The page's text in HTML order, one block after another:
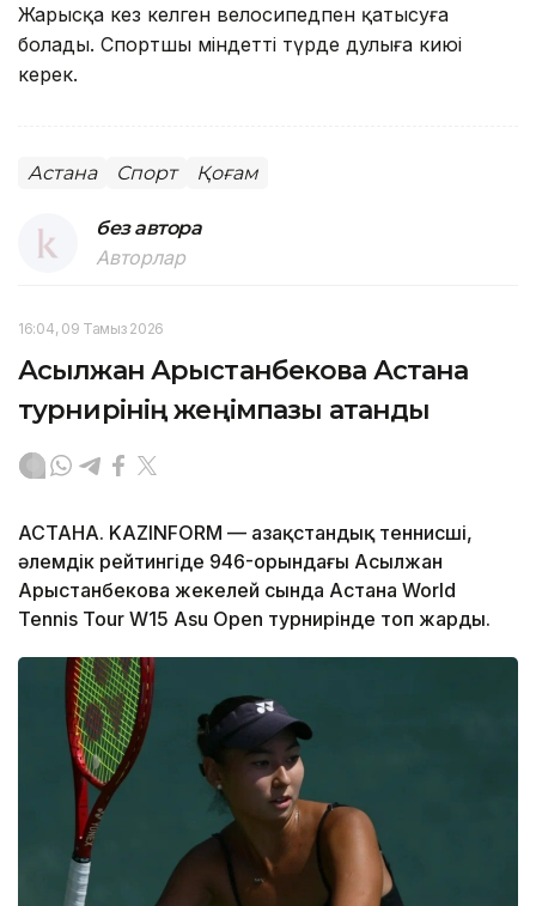
Жарысқа кез келген велосипедпен қатысуға
болады. Спортшы міндетті түрде дулыға киюі
керек.
Астана Спорт Қоғам
без автора
Авторлар
16:04, 09 Тамыз 2026
Асылжан Арыстанбекова Астана
турнирінің жеңімпазы атанды
АСТАНА. KAZINFORM — Қазақстандық теннисші,
әлемдік рейтингіде 946-орындағы Асылжан
Арыстанбекова жекелей сында Астана World
Tennis Tour W15 Asu Open турнирінде топ жарды.